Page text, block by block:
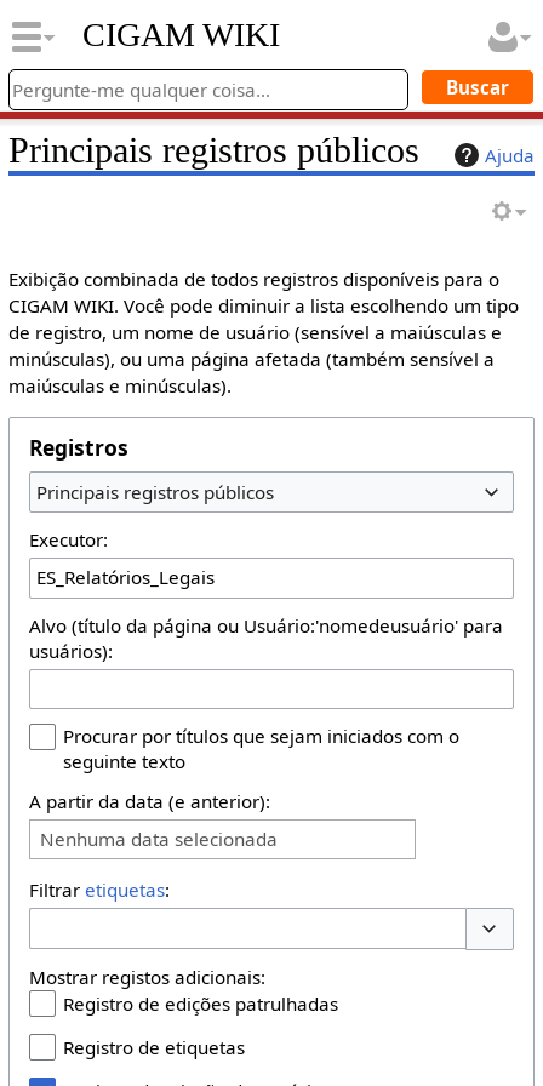
CIGAM WIKI
Ajuda
Principais registros públicos
Exibição combinada de todos registros disponíveis para o
CIGAM WIKI. Você pode diminuir a lista escolhendo um tipo
de registro, um nome de usuário (sensível a maiúsculas e
minúsculas), ou uma página afetada (também sensível a
maiúsculas e minúsculas).
Registros
Principais registros públicos
Executor:
Alvo (título da página ou Usuário:'nomedeusuário' para
usuários):
Procurar por títulos que sejam iniciados com o
seguinte texto
A partir da data (e anterior):
Nenhuma data selecionada
Filtrar etiquetas:
Mostrar registos adicionais:
Registro de edições patrulhadas
Registro de etiquetas